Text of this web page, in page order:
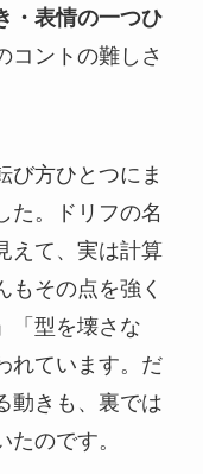
・表情の一つひ
コントの難しさ
び方ひとつにま
た。ドリフの名
えて、実は計算
もその点を強く
「型を壊さな
れています。だ
動きも、裏では
のです。